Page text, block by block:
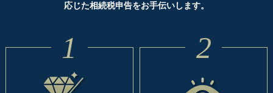
応じた相続税申告をお手伝いします。
1 2